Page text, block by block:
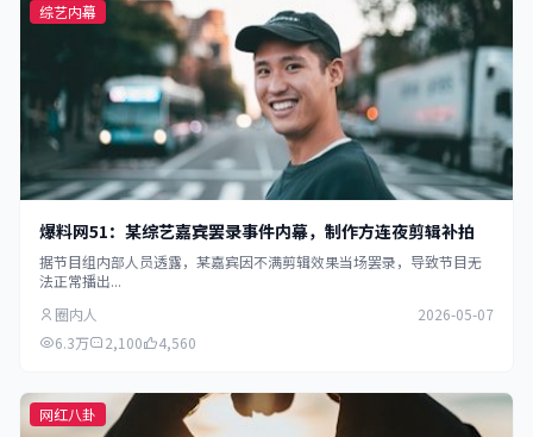
综艺内幕
爆料网51：某综艺嘉宾罢录事件内幕，制作方连夜剪辑补拍
据节目组内部人员透露，某嘉宾因不满剪辑效果当场罢录，导致节目无
法正常播出...
圈内人
2026-05-07
6.3万
2,100 4,560
网红八卦